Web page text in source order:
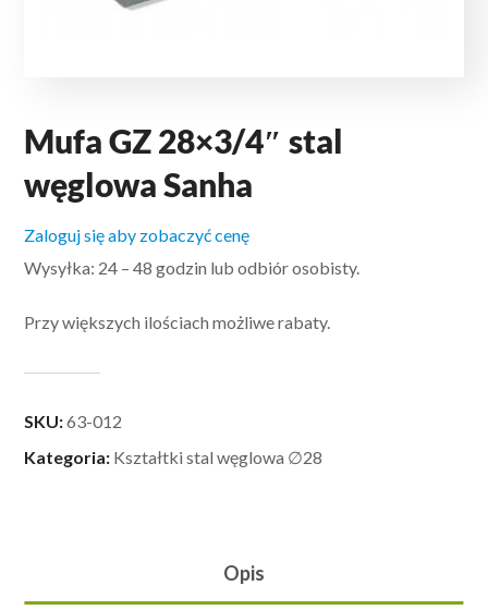
Mufa GZ 28×3/4″ stal
węglowa Sanha
Zaloguj się aby zobaczyć cenę
Wysyłka: 24 – 48 godzin lub odbiór osobisty.
Przy większych ilościach możliwe rabaty.
SKU:63-012
Kategoria: Kształtki stal węglowa ∅28
Opis